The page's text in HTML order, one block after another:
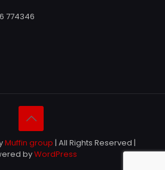
774346
Muffin group | All Rights Reserved |
byWordPress